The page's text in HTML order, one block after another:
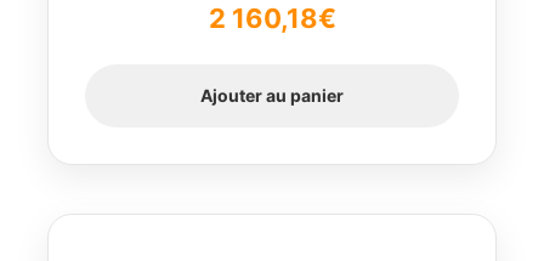
2 160,18€
Ajouter au panier